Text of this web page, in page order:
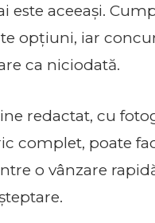
este aceeași.
opțiuni, iar
ca niciodată.
redactat, cu
complet, poate
o vânzare